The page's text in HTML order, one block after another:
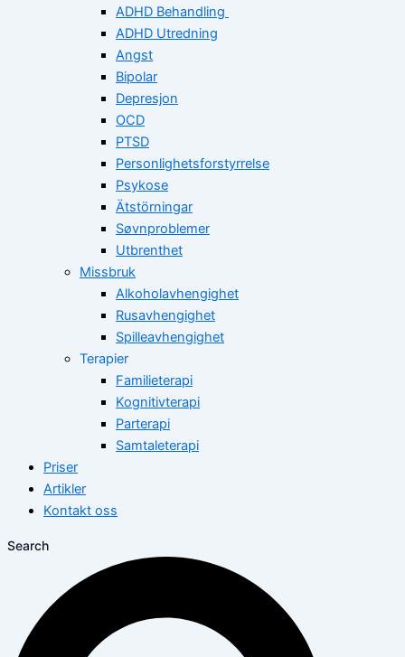
ADHD Behandling
ADHD Utredning
Angst
Bipolar
Depresjon
OCD
PTSD
Personlighetsforstyrrelse
Psykose
Ätstörningar
Søvnproblemer
Utbrenthet
Missbruk
Alkoholavhengighet
Rusavhengighet
Spilleavhengighet
Terapier
Familieterapi
Kognitivterapi
Parterapi
Samtaleterapi
Priser
Artikler
Kontakt oss
Search